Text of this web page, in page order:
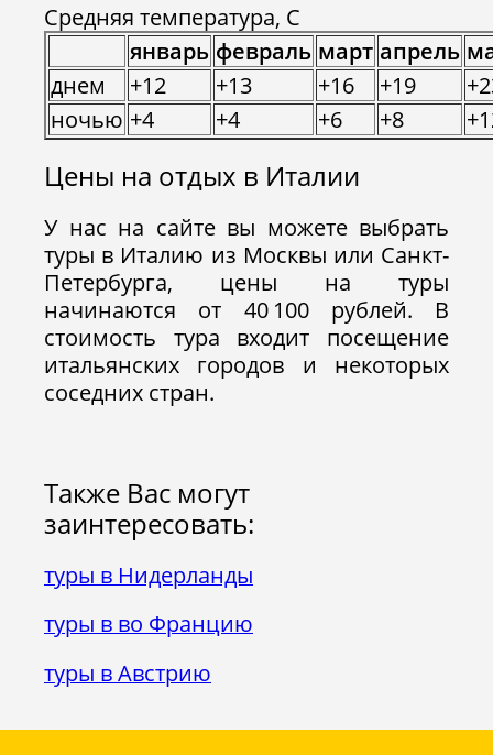
Средняя температура, С
январь февраль март апрель
днем
+12 +13 +16 +19
ночью +4 +4 +6 +8
Цены на отдых в Италии
У нас на сайте вы можете выбрать
туры в Италию из Москвы или Санкт-
Петербурга, цены на туры
начинаются от 40 100 рублей. В
стоимость тура входит посещение
итальянских городов и некоторых
соседних стран.
Также Вас могут
заинтересовать:
туры в Нидерланды
туры в во Францию
туры в Австрию